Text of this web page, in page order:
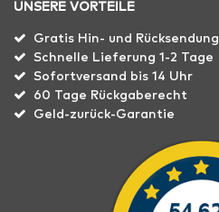
UNSERE VORTEILE
Gratis Hin- und Rücksendung
Schnelle Lieferung 1-2 Tage
Sofortversand bis 14 Uhr
60 Tage Rückgaberecht
Geld-zurück-Garantie